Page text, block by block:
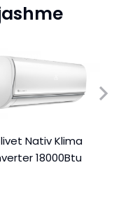
Nativ Klima
18000Btu